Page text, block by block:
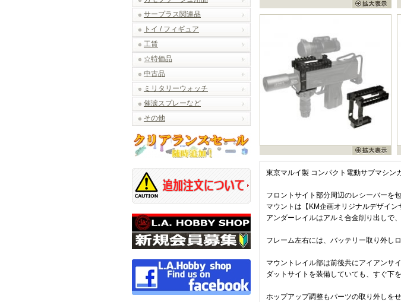
サープラス関連品
トイ / フィギュア
工賃
☆特価品
中古品
ミリタリーウォッチ
催涙スプレーなど
その他
東京マルイ製 コンパクト電動サブマシン
フロントサイト部分周辺のレシーバーを
マウントは【KM企画オリジナルデザイ
アンダーレイルはアルミ合金削り出しで
フレーム左右には、バッテリー取り外し
マウントレイル部は前後共にアイアンサ
ダットサイトを装備していても、すぐ下
ホップアップ調整もパーツの取り外しをせ